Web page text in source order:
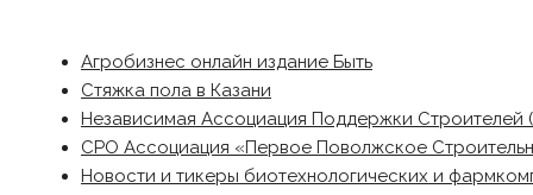
Агробизнес онлайн издание Быть
Стяжка пола в Казани
Независимая Ассоциация Поддержки Строителей
СРО Ассоциация «Первое Поволжское
Новости и тикеры биотехнологических и